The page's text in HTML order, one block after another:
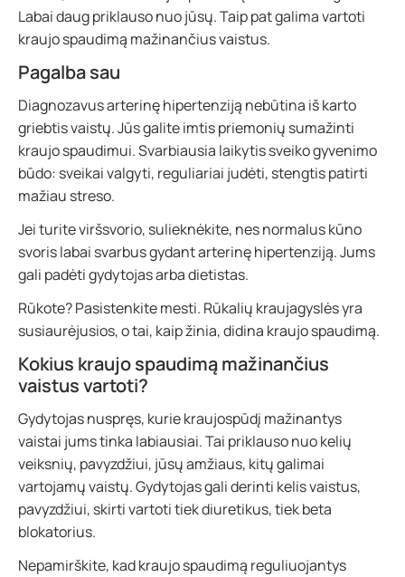
Labai daug priklauso nuo jūsų. Taip pat galima vartoti
kraujo spaudimą mažinančius vaistus.
Pagalba sau
Diagnozavus arterinę hipertenziją nebūtina iš karto
griebtis vaistų. Jūs galite imtis priemonių sumažinti
kraujo spaudimui. Svarbiausia laikytis sveiko gyvenimo
būdo: sveikai valgyti, reguliariai judėti, stengtis patirti
mažiau streso.
Jei turite viršsvorio, sulieknėkite, nes normalus kūno
svoris labai svarbus gydant arterinę hipertenziją. Jums
gali padėti gydytojas arba dietistas.
Rūkote? Pasistenkite mesti. Rūkalių kraujagyslės yra
susiaurėjusios, o tai, kaip žinia, didina kraujo spaudimą.
Kokius kraujo spaudimą mažinančius
vaistus vartoti?
Gydytojas nuspręs, kurie kraujospūdį mažinantys
vaistai jums tinka labiausiai. Tai priklauso nuo kelių
veiksnių, pavyzdžiui, jūsų amžiaus, kitų galimai
vartojamų vaistų. Gydytojas gali derinti kelis vaistus,
pavyzdžiui, skirti vartoti tiek diuretikus, tiek beta
blokatorius.
Nepamirškite, kad kraujo spaudimą reguliuojantys